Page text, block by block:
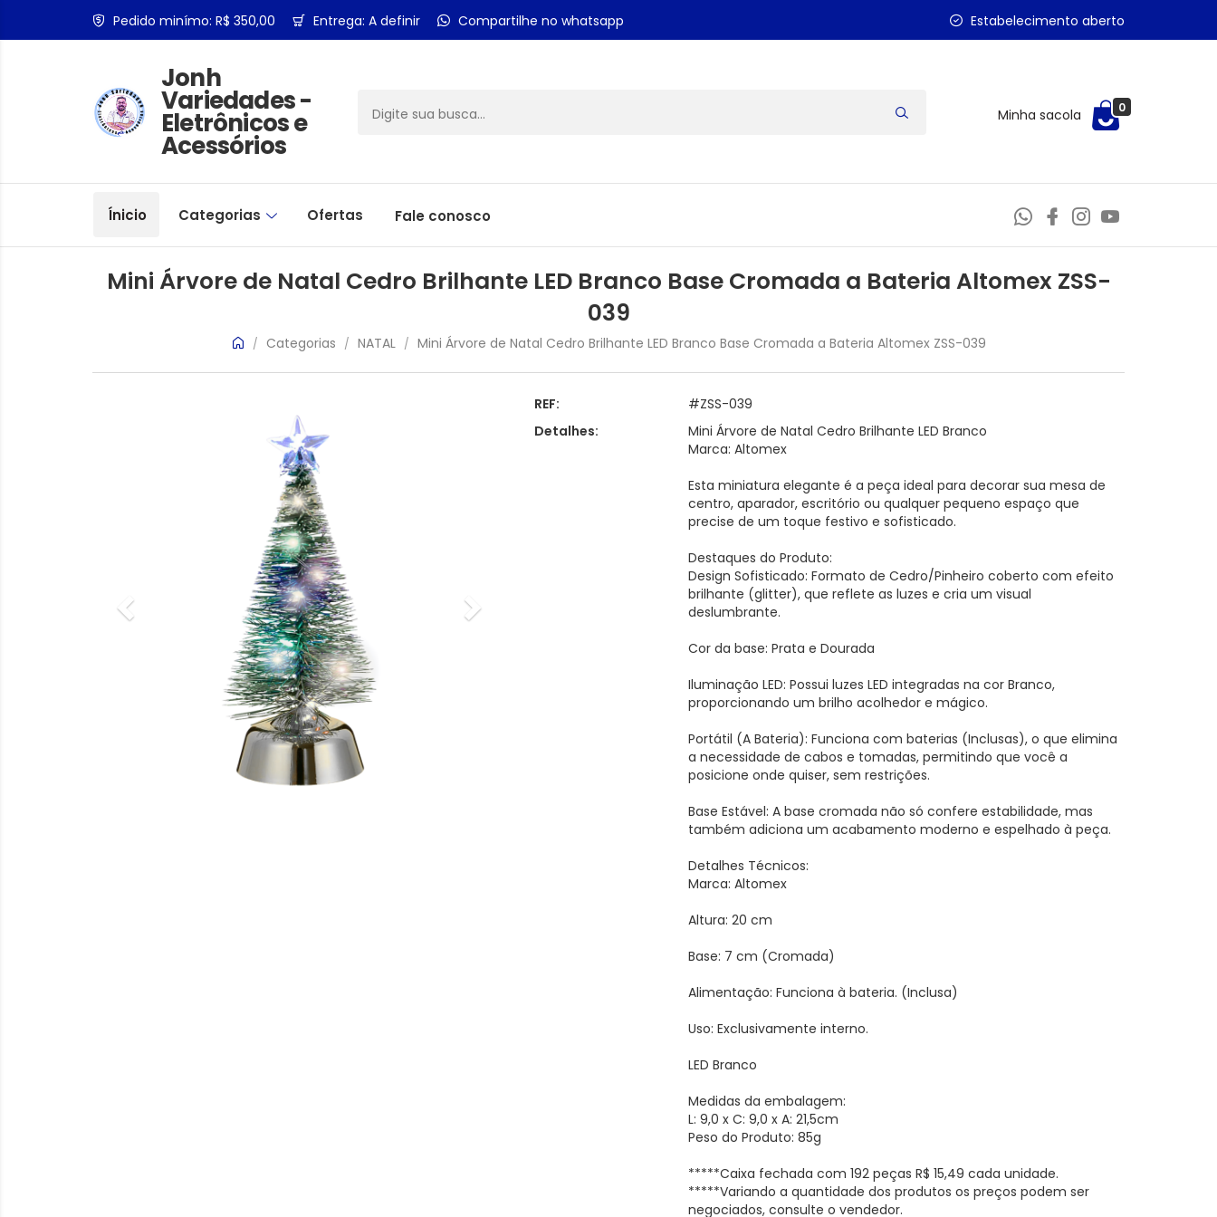
Pedido minímo: R$ 350,00 Entrega: A definir Compartilhe no whatsapp Estabelecimento aberto
Jonh
Variedades -
Eletrônicos e
Acessórios
Minha sacola 0
Ínicio Categorias Ofertas Fale conosco
Mini Árvore de Natal Cedro Brilhante LED Branco Base Cromada a Bateria Altomex ZSS-
039
/ Categorias / NATAL / Mini Árvore de Natal Cedro Brilhante LED Branco Base Cromada a Bateria Altomex ZSS-039
REF:
#ZSS-039
Detalhes:
Mini Árvore de Natal Cedro Brilhante LED Branco
Marca: Altomex
Esta miniatura elegante é a peça ideal para decorar sua mesa de
centro, aparador, escritório ou qualquer pequeno espaço que
precise de um toque festivo e sofisticado.
Destaques do Produto:
Design Sofisticado: Formato de Cedro/Pinheiro coberto com efeito
brilhante (glitter), que reflete as luzes e cria um visual
deslumbrante.
Cor da base: Prata e Dourada
Iluminação LED: Possui luzes LED integradas na cor Branco,
proporcionando um brilho acolhedor e mágico.
Portátil (A Bateria): Funciona com baterias (Inclusas), o que elimina
a necessidade de cabos e tomadas, permitindo que você a
posicione onde quiser, sem restrições.
Base Estável: A base cromada não só confere estabilidade, mas
também adiciona um acabamento moderno e espelhado à peça.
Detalhes Técnicos:
Marca: Altomex
Altura: 20 cm
Base: 7 cm (Cromada)
Alimentação: Funciona à bateria. (Inclusa)
Uso: Exclusivamente interno.
LED Branco
Medidas da embalagem:
L: 9,0 x C: 9,0 x A: 21,5cm
Peso do Produto: 85g
*****Caixa fechada com 192 peças R$ 15,49 cada unidade.
*****Variando a quantidade dos produtos os preços podem ser
negociados, consulte o vendedor.